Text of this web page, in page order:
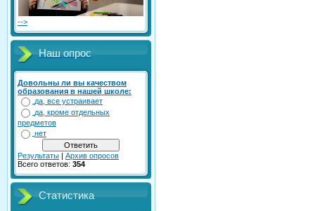
-->
Наш опрос
Довольны ли вы качеством
образования в нашей школе:
да, все устраивает
да, кроме отдельных
предметов
нет
Результаты | Архив опросов
Всего ответов: 354
Статистика